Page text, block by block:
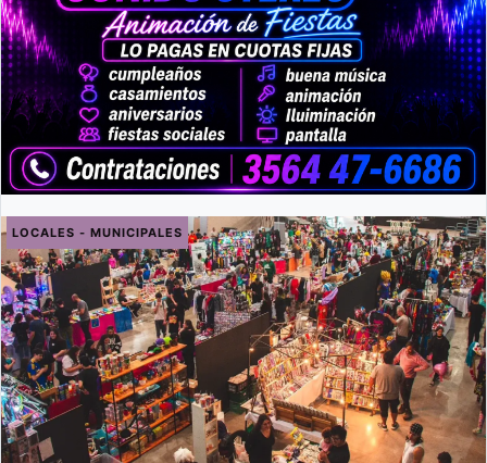
LOCALES - MUNICIPALES